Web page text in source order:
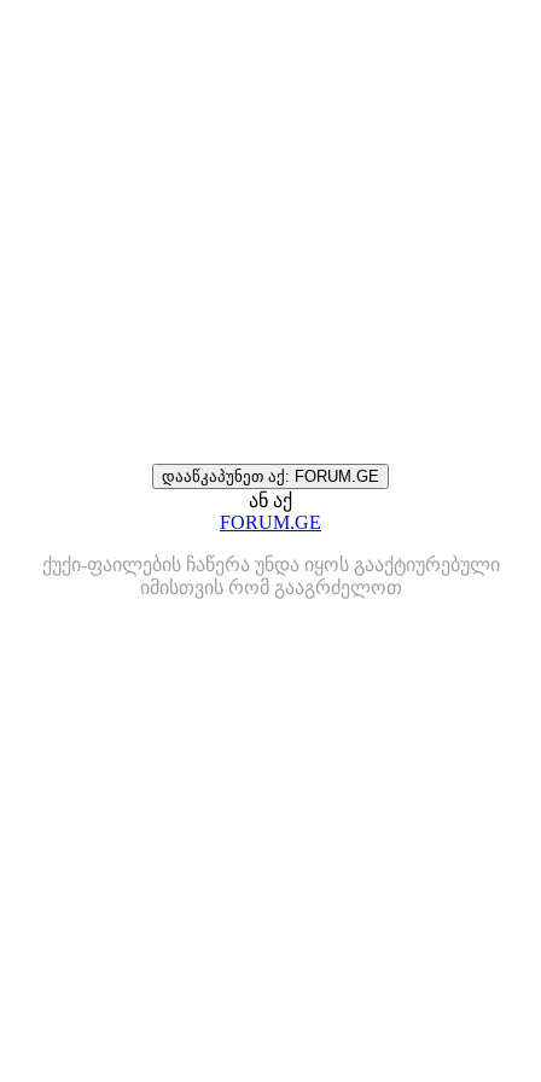
დააწკაპუნეთ აქ: FORUM.GE
ან აქ
FORUM.GE
ქუქი-ფაილების ჩაწერა უნდა იყოს გააქტიურებული
იმისთვის რომ გააგრძელოთ